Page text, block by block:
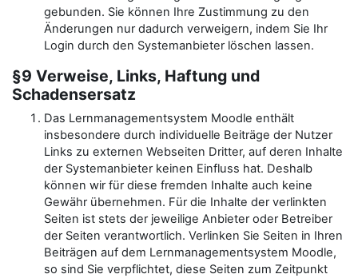
gebunden. Sie können Ihre Zustimmung zu den
Änderungen nur dadurch verweigern, indem Sie Ihr
Login durch den Systemanbieter löschen lassen.
§9 Verweise, Links, Haftung und
Schadensersatz
Das Lernmanagementsystem Moodle enthält
insbesondere durch individuelle Beiträge der Nutzer
Links zu externen Webseiten Dritter, auf deren Inhalte
der Systemanbieter keinen Einfluss hat. Deshalb
können wir für diese fremden Inhalte auch keine
Gewähr übernehmen. Für die Inhalte der verlinkten
Seiten ist stets der jeweilige Anbieter oder Betreiber
der Seiten verantwortlich. Verlinken Sie Seiten in Ihren
Beiträgen auf dem Lernmanagementsystem Moodle,
so sind Sie verpflichtet, diese Seiten zum Zeitpunkt